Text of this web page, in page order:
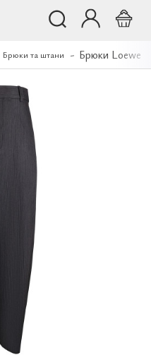
Брюки та штани Брюки Loewe